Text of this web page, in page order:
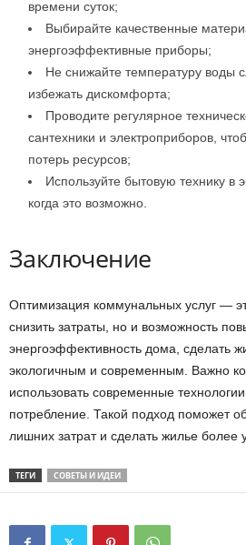
времени суток;
Выбирайте качественные
энергоэффективные приборы;
Не снижайте температуру воды
избежать дискомфорта;
Проводите регулярное
сантехники и электроприборов,
потерь ресурсов;
Используйте бытовую технику в
когда это возможно.
Заключение
Оптимизация коммунальных услуг —
снизить затраты, но и возможность
энергоэффективность дома, сделать
экологичным и современным. Важно
использовать современные
потребление. Такой подход поможет
лишних затрат и сделать жилье
ТЕГИ СОВЕТЫ И ИДЕИ